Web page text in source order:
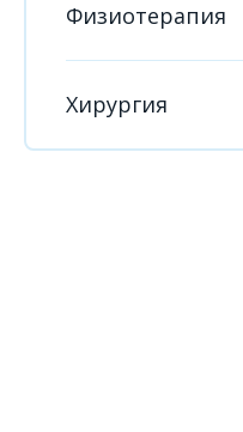
Физиотерапия
Хирургия